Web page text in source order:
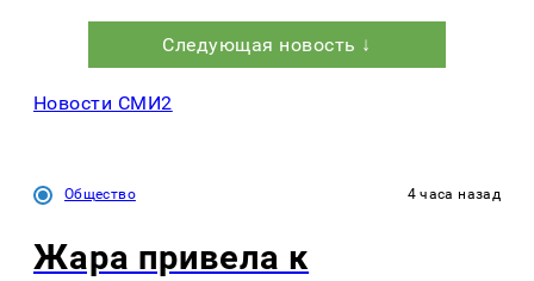
Следующая новость ↓
Новости СМИ2
Общество 4 часа назад
Жара привела к